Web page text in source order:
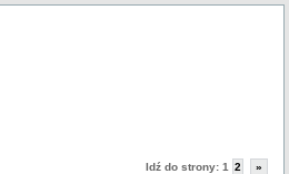
Idź do strony: 1 2 »